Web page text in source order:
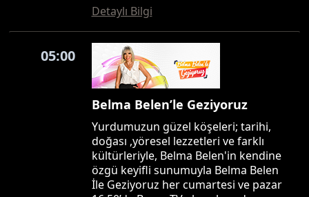
Detaylı Bilgi
05:00
Belma Belen’le Geziyoruz
Yurdumuzun güzel köşeleri; tarihi,
doğası ,yöresel lezzetleri ve farklı
kültürleriyle, Belma Belen'in kendine
özgü keyifli sunumuyla Belma Belen
İle Geziyoruz her cumartesi ve pazar